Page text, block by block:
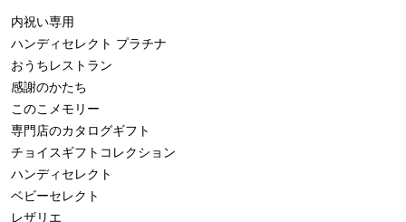
内祝い専用
ハンディセレクト プラチナ
おうちレストラン
感謝のかたち
このこメモリー
専門店のカタログギフト
チョイスギフトコレクション
ハンディセレクト
ベビーセレクト
レザリエ